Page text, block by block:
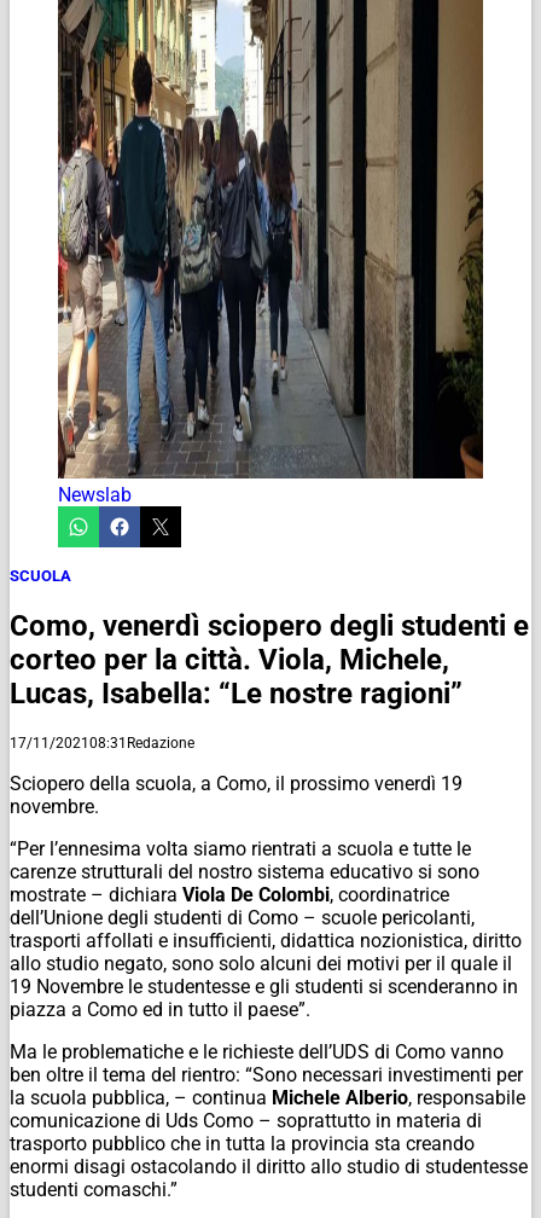
Newslab
SCUOLA
Como, venerdì sciopero degli studenti e
corteo per la città. Viola, Michele,
Lucas, Isabella: “Le nostre ragioni”
17/11/202108:31 Redazione
Sciopero della scuola, a Como, il prossimo venerdì 19
novembre.
“Per l’ennesima volta siamo rientrati a scuola e tutte le
carenze strutturali del nostro sistema educativo si sono
mostrate – dichiara Viola De Colombi, coordinatrice
dell’Unione degli studenti di Como – scuole pericolanti,
trasporti affollati e insufficienti, didattica nozionistica, diritto
allo studio negato, sono solo alcuni dei motivi per il quale il
19 Novembre le studentesse e gli studenti si scenderanno in
piazza a Como ed in tutto il paese”.
Ma le problematiche e le richieste dell’UDS di Como vanno
ben oltre il tema del rientro: “Sono necessari investimenti per
la scuola pubblica, – continua Michele Alberio, responsabile
comunicazione di Uds Como – soprattutto in materia di
trasporto pubblico che in tutta la provincia sta creando
enormi disagi ostacolando il diritto allo studio di studentesse
studenti comaschi.”